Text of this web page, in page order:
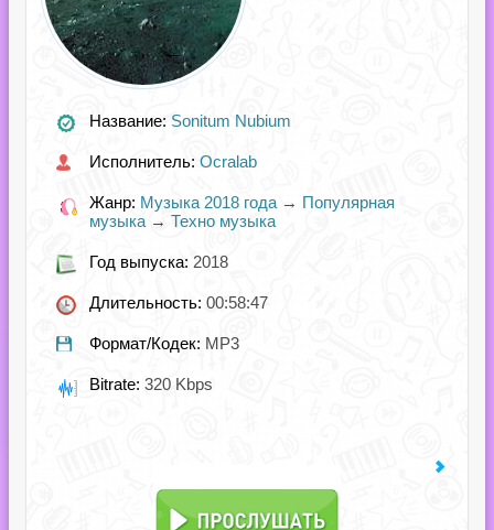
Название: Sonitum Nubium
Исполнитель: Ocralab
Жанр: Музыка 2018 года → Популярная
музыка → Техно музыка
Год выпуска: 2018
Длительность: 00:58:47
Формат/Кодек: MP3
Bitrate: 320 Kbps